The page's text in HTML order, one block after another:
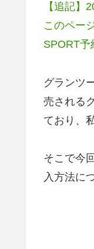
【追記
このペー
SPORT予
グランツ
売される
ており、
そこで今
入方法に